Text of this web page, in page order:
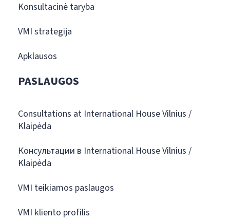
Konsultacinė taryba
VMI strategija
Apklausos
PASLAUGOS
Consultations at International House Vilnius /
Klaipėda
Консультации в International House Vilnius /
Klaipėda
VMI teikiamos paslaugos
VMI kliento profilis